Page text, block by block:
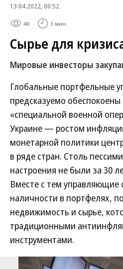
13.04.2022, 00:52
4K 3 мин.
Сырье для
Мировые инвесторы
Глобальные портфельные
предсказуемо
«специальной военной
Украине — ростом
монетарной политики
в ряде стран. Столь
настроения не были за 30
Вместе с тем
наличности в портфелях,
недвижимость и сырье,
традиционными
инструментами.